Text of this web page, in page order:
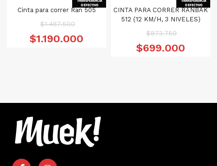
Cinta para correr Ran 505
$1.487.500El
precio
$1.190.000
CINTA PARA CORRER RANBAK
512 (12 KM/H, 3 NIVELES)
$873.750El
precio
$699.000